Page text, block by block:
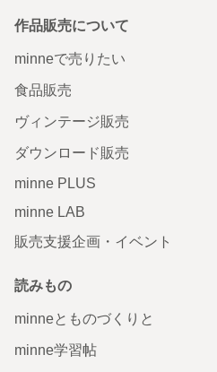
作品販売について
minneで売りたい
食品販売
ヴィンテージ販売
ダウンロード販売
minne PLUS
minne LAB
販売支援企画・イベント
読みもの
minneとものづくりと
minne学習帖